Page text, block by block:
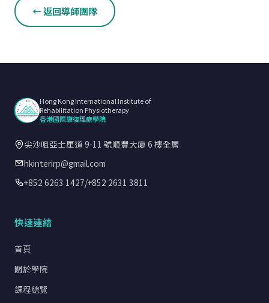
← 返回導師團隊
Hong Kong International Institute of
Rehabilitation Physiotherapy
香港國際康復理療學院
尖沙咀亞士厘道 9-11 號順豐大廈 6 樓全層
hkinterirp@gmail.com
+852 6263 1427/+852 2631 3811
快速連結
首頁
關於學院
課程總覽